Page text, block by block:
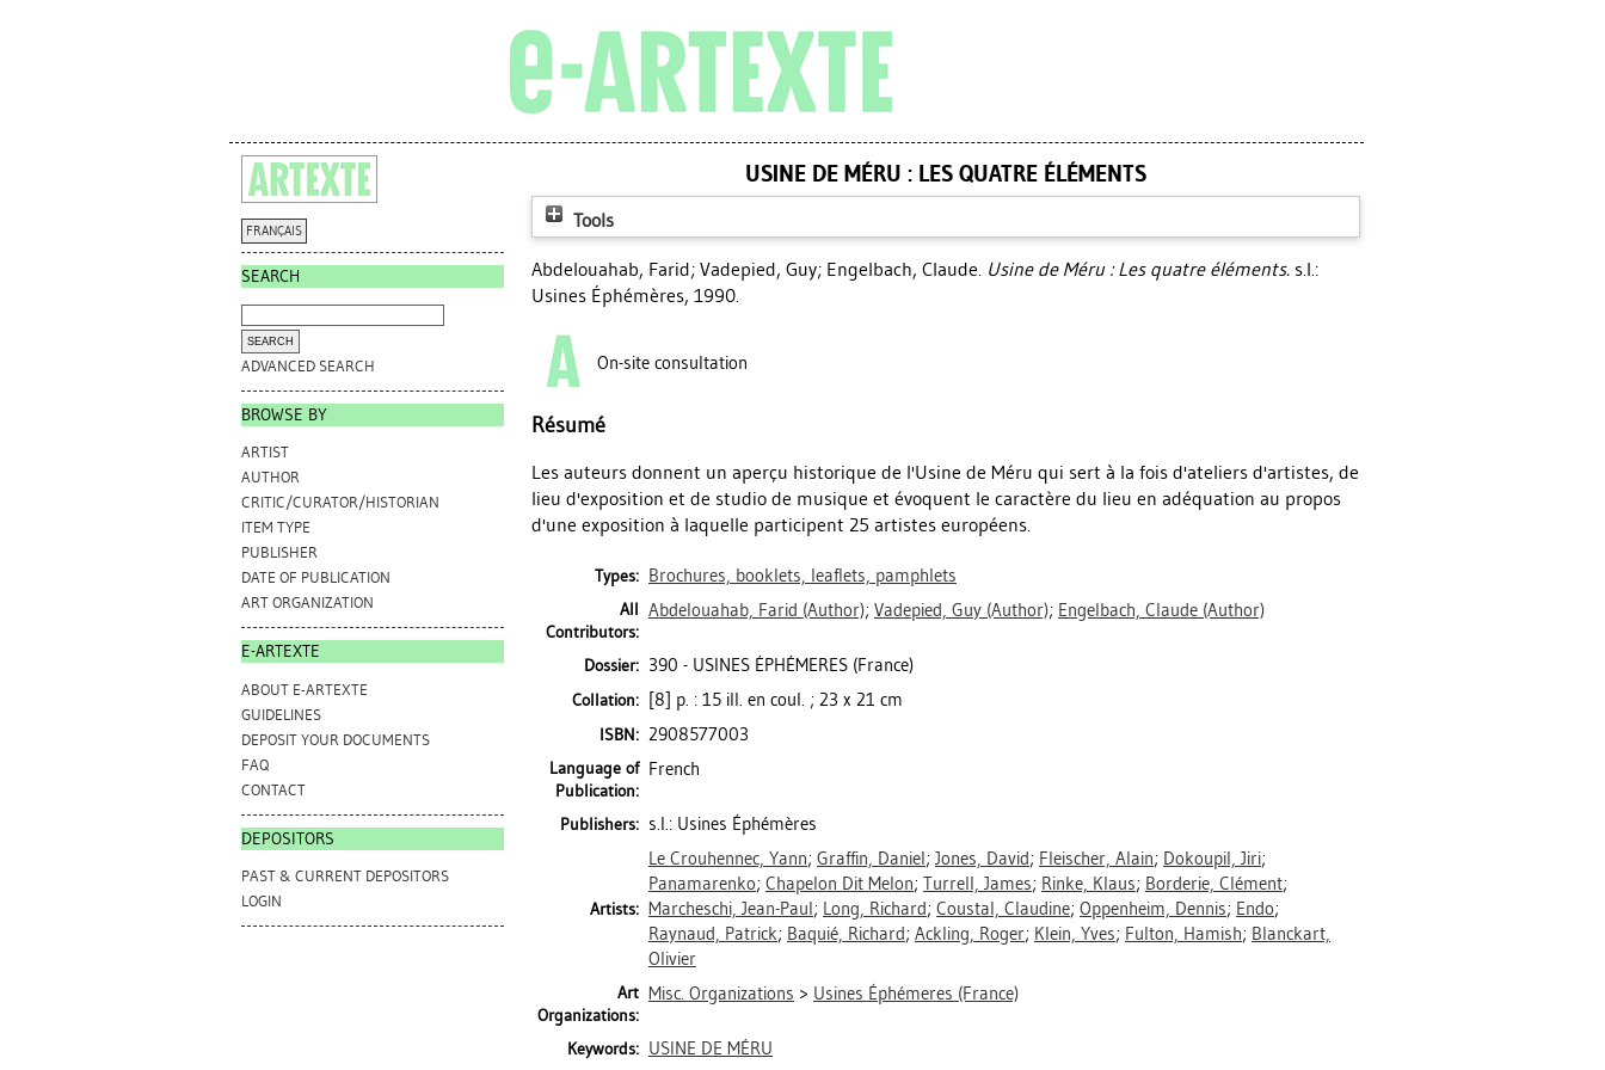
FRANÇAIS
SEARCH
ADVANCED SEARCH
BROWSE BY
ARTIST
AUTHOR
CRITIC/CURATOR/HISTORIAN
ITEM TYPE
PUBLISHER
DATE OF PUBLICATION
ART ORGANIZATION
E-ARTEXTE
ABOUT E-ARTEXTE
GUIDELINES
DEPOSIT YOUR DOCUMENTS
FAQ
CONTACT
DEPOSITORS
PAST & CURRENT DEPOSITORS
LOGIN
USINE DE MÉRU : LES QUATRE ÉLÉMENTS
Tools
Abdelouahab, Farid; Vadepied, Guy; Engelbach, Claude. Usine de Méru : Les quatre éléments. s.l.:
Usines Éphémères, 1990.
On-site consultation
Résumé
Les auteurs donnent un aperçu historique de l'Usine de Méru qui sert à la fois d'ateliers d'artistes, de
lieu d'exposition et de studio de musique et évoquent le caractère du lieu en adéquation au propos
d'une exposition à laquelle participent 25 artistes européens.
Types: Brochures, booklets, leaflets, pamphlets
All
Contributors:
Abdelouahab, Farid (Author); Vadepied, Guy (Author); Engelbach, Claude (Author)
Dossier: 390 - USINES ÉPHÉMERES (France)
Collation: [8] p. : 15 ill. en coul. ; 23 x 21 cm
ISBN: 2908577003
Language of
Publication:
French
Publishers: s.l.: Usines Éphémères
Artists:
Le Crouhennec, Yann; Graffin, Daniel; Jones, David; Fleischer, Alain; Dokoupil, Jiri;
Panamarenko; Chapelon Dit Melon; Turrell, James; Rinke, Klaus; Borderie, Clément;
Marcheschi, Jean-Paul; Long, Richard; Coustal, Claudine; Oppenheim, Dennis; Endo;
Raynaud, Patrick; Baquié, Richard; Ackling, Roger; Klein, Yves; Fulton, Hamish; Blanckart,
Olivier
Art
Organizations:
Misc. Organizations > Usines Éphémeres (France)
Keywords: USINE DE MÉRU